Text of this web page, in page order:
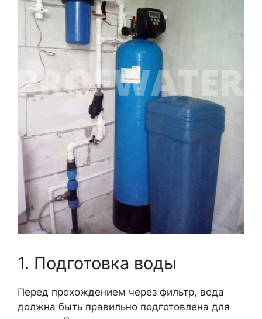
1. Подготовка воды
Перед прохождением через фильтр, вода
должна быть правильно подготовлена для